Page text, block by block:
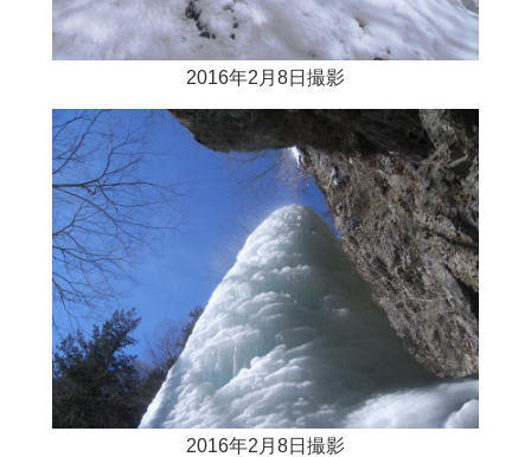
2016年2月8日撮影
2016年2月8日撮影